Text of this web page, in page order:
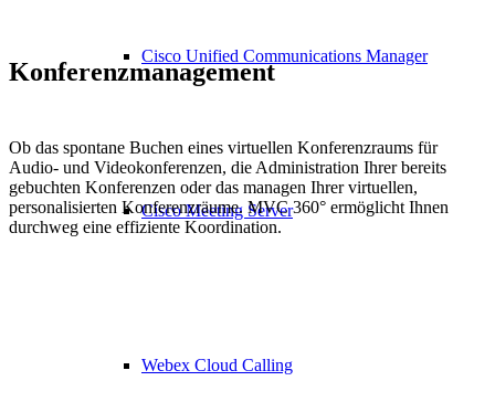
Cisco Unified Communications Manager
Cisco Meeting Server
Webex Cloud Calling
Konferenzmanagement
Ob das spontane Buchen eines virtuellen Konferenzraums für
Audio- und Videokonferenzen, die Administration Ihrer bereits
gebuchten Konferenzen oder das managen Ihrer virtuellen,
personalisierten Konferenzräume. MVC 360° ermöglicht Ihnen
durchweg eine effiziente Koordination.